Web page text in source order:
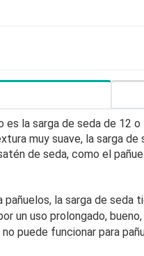
es la sarga de seda de 12
muy suave, la sarga
de seda, como el
la sarga de seda
un uso prolongado,
puede funcionar para